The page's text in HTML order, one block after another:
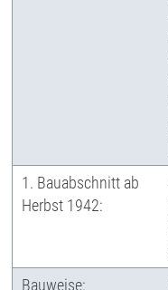
1. Bauabschnitt ab
Herbst 1942:
Bauweise: